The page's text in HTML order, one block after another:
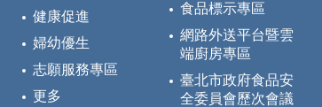
健康促進
婦幼優生
志願服務專區
更多
食品標示專區
網路外送平台暨雲
端廚房專區
臺北市政府食品安
全委員會歷次會議